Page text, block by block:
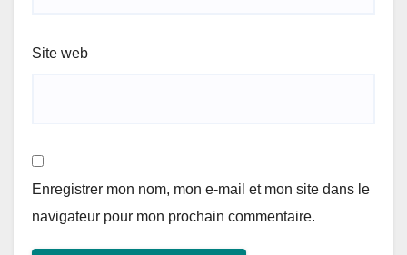
Site web
Enregistrer mon nom, mon e-mail et mon site dans le
navigateur pour mon prochain commentaire.